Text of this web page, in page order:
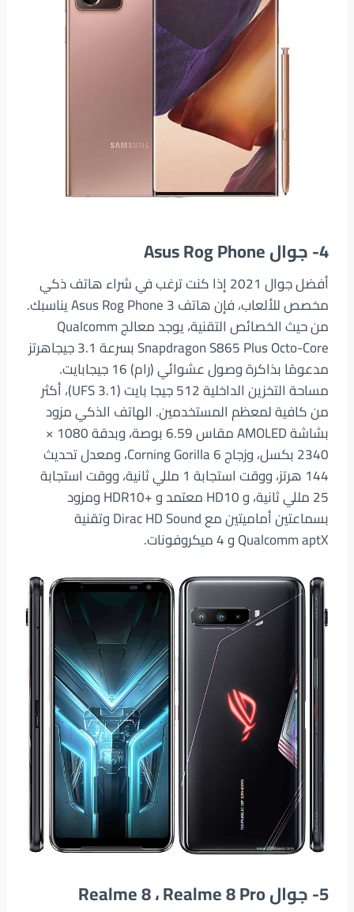
4- جوال Asus Rog Phone
أفضل جوال 2021 إذا كنت ترغب في شراء هاتف ذكي
مخصص للألعاب، فإن هاتف Asus Rog Phone 3 يناسبك.
من حيث الخصائص التقنية، يوجد معالج Qualcomm
Snapdragon S865 Plus Octo-Core بسرعة 3.1 جيجاهرتز
مدعومًا بذاكرة وصول عشوائي (رام) 16 جيجابايت.
مساحة التخزين الداخلية 512 جيجا بايت (UFS 3.1)، أكثر
من كافية لمعظم المستخدمين. الهاتف الذكي مزود
بشاشة AMOLED مقاس 6.59 بوصة، وبدقة 1080 ×
2340 بكسل، وزجاج Corning Gorilla 6، ومعدل تحديث
144 هرتز، ووقت استجابة 1 مللي ثانية، ووقت استجابة
25 مللي ثانية، و HD10 معتمد و +HDR10 ومزود
بسماعتين أماميتين مع Dirac HD Sound وتقنية
Qualcomm aptX و 4 ميكروفونات.
5- جوال Realme 8 ، Realme 8 Pro